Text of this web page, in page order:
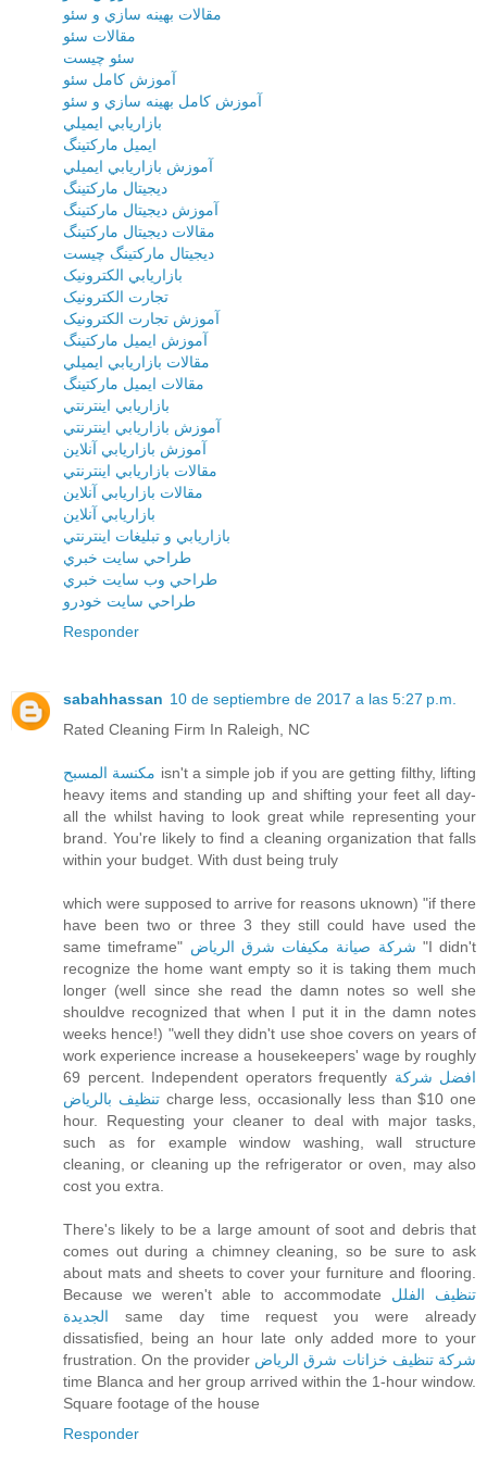
مقالات بهينه سازي و سئو
مقالات سئو
سئو چيست
آموزش کامل سئو
آموزش کامل بهينه سازي و سئو
بازاريابي ايميلي
ايميل مارکتينگ
آموزش بازاريابي ايميلي
ديجيتال مارکتينگ
آموزش ديجيتال مارکتينگ
مقالات ديجيتال مارکتينگ
ديجيتال مارکتينگ چيست
بازاريابي الکترونيک
تجارت الکترونيک
آموزش تجارت الکترونيک
آموزش ايميل مارکتينگ
مقالات بازاريابي ايميلي
مقالات ايميل مارکتينگ
بازاريابي اينترنتي
آموزش بازاريابي اينترنتي
آموزش بازاريابي آنلاين
مقالات بازاريابي اينترنتي
مقالات بازاريابي آنلاين
بازاريابي آنلاين
بازاريابي و تبليغات اينترنتي
طراحي سايت خبري
طراحي وب سايت خبري
طراحي سايت خودرو
Responder
sabahhassan 10 de septiembre de 2017 a las 5:27 p.m.
Rated Cleaning Firm In Raleigh, NC
مكنسة المسبح isn't a simple job if you are getting filthy, lifting
heavy items and standing up and shifting your feet all day-
all the whilst having to look great while representing your
brand. You're likely to find a cleaning organization that falls
within your budget. With dust being truly
which were supposed to arrive for reasons uknown) "if there
have been two or three 3 they still could have used the
same timeframe" شركة صيانة مكيفات شرق الرياض "I didn't
recognize the home want empty so it is taking them much
longer (well since she read the damn notes so well she
shouldve recognized that when I put it in the damn notes
weeks hence!) "well they didn't use shoe covers on years of
work experience increase a housekeepers' wage by roughly
69 percent. Independent operators frequently افضل شركة
تنظيف بالرياضcharge less, occasionally less than $10 one
hour. Requesting your cleaner to deal with major tasks,
such as for example window washing, wall structure
cleaning, or cleaning up the refrigerator or oven, may also
cost you extra.
There's likely to be a large amount of soot and debris that
comes out during a chimney cleaning, so be sure to ask
about mats and sheets to cover your furniture and flooring.
Because we weren't able to accommodate تنظيف الفلل
الجديدة same day time request you were already
dissatisfied, being an hour late only added more to your
frustration. On the provider شركة تنظيف خزانات شرق الرياض
time Blanca and her group arrived within the 1-hour window.
Square footage of the house
Responder